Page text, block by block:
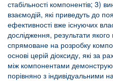
стабільності компонентів; 3)
взаємодій, які приведуть до
ефективності вже існуючих
дослідження, результати якого
спрямоване на розробку
основі церій діоксиду, які за
між компонентами
порівняно з індивідуальними